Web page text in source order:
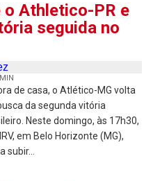
Athletico-PR e
seguida no
de casa, o Atlético-MG volta
da segunda vitória
Neste domingo, às 17h30,
em Belo Horizonte (MG),